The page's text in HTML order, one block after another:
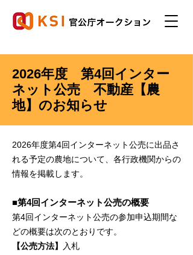
2026年度 第4回インター
ネット公売 不動産【農
地】のお知らせ
2026年度第4回インターネット公売に出品さ
れる予定の農地について、各行政機関からの
情報を掲載します。
■第4回インターネット公売の概要
第4回インターネット公売の参加申込期間な
どの概要は次のとおりです。
【公売方法】
入札